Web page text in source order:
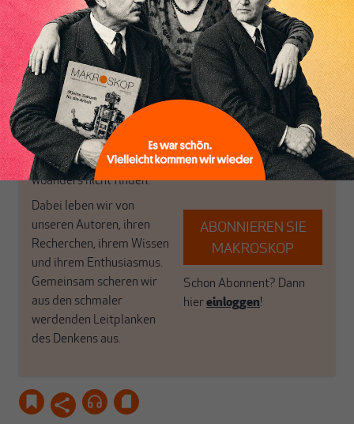
Themen aus einer
postkeynesianischen
Perspektive und ist damit
in Deutschland einzigartig.
MAKROSKOP steht für
das große Ganze. Wir
haben einen Blick auf
Geld, Wirtschaft und
Politik, den Sie so
woanders nicht finden.
Dabei leben wir von
unseren Autoren, ihren
Recherchen, ihrem Wissen
und ihrem Enthusiasmus.
Gemeinsam scheren wir
aus den schmaler
werdenden Leitplanken
des Denkens aus.
in der sich viele
eingerichtet haben. Wir
öffnen Fenster und
bringen frische Luft in die
engen und verstaubten
Debattenräume.
Brauchen Sie auch frische
Luft? Dann folgen Sie
einfach dem Button.
ABONNIEREN SIE
MAKROSKOP
Schon Abonnent? Dann
hiereinloggen!